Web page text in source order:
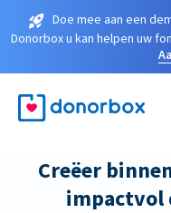
Doe mee aan een
Donorbox u kan helpen uw
Creëer
impactvol